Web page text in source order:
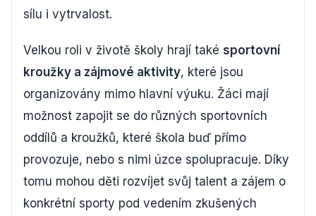
sílu i vytrvalost.
Velkou roli v životě školy hrají také sportovní
kroužky a zájmové aktivity, které jsou
organizovány mimo hlavní výuku. Žáci mají
možnost zapojit se do různých sportovních
oddílů a kroužků, které škola buď přímo
provozuje, nebo s nimi úzce spolupracuje. Díky
tomu mohou děti rozvíjet svůj talent a zájem o
konkrétní sporty pod vedením zkušených